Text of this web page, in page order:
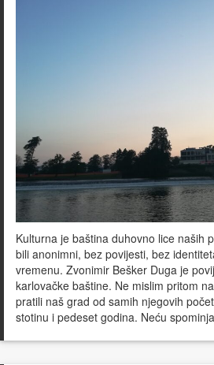
Kulturna je baština duhovno lice naših
bili anonimni, bez povijesti, bez
vremenu. Zvonimir Bešker Duga je
karlovačke baštine. Ne mislim pritom
pratili naš grad od samih njegovih
stotinu i pedeset godina. Neću